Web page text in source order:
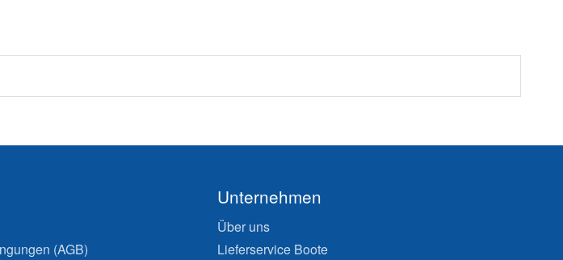
(AGB)
Unternehmen
Über uns
Lieferservice Boote